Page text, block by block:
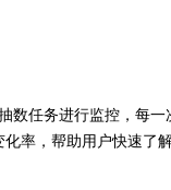
数任务进行监控，每
率，帮助用户快速了